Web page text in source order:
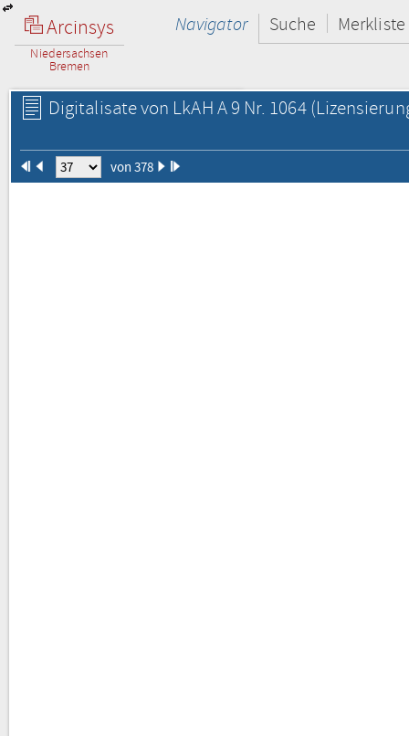
Arcinsys
Niedersachsen
Bremen
Navigator Suche Merkliste
Digitalisate von LkAH A 9 Nr. 1064
von 378